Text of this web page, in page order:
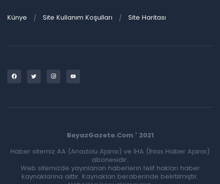
Künye Site Kullanım Koşulları Site Haritası
BeyazGazete.Com ' 2021
Haber sitemiz AA (Anadolu Ajansı) ve İHA (İhlas Haber Ajansı)
abonesidir.
Web sitemizde yayınlanan haberlerin telif hakları haber
kaynaklarına aittir. Kaynakları beraberinde belirtilmiştir.